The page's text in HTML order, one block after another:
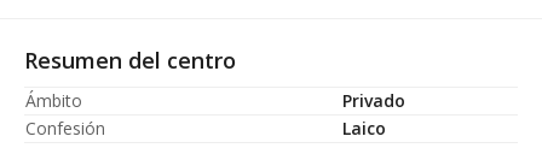
Resumen del centro
Ámbito
Privado
Confesión
Laico